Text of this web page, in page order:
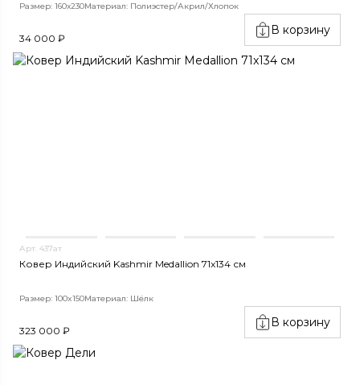
Размер: 160х230Материал: Полиэстер/Акрил/Хлопок
34 000 ₽
В корзину
Арт. 437ат
Ковер Индийский Kashmir Medallion 71x134 см
Размер: 100x150Материал: Шёлк
323 000 ₽
В корзину